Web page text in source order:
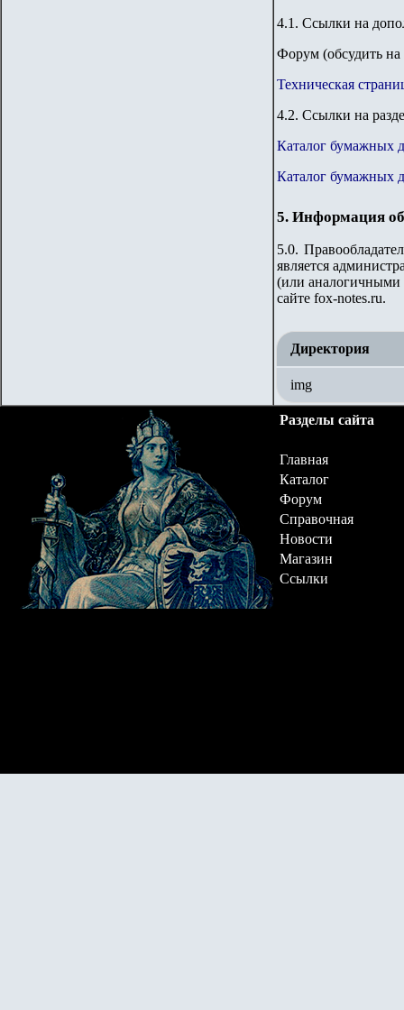
4.1. Ссылки на
Форум (обсудить на
Техническая
4.2. Ссылки на
Каталог бумажных
Каталог бумажных
5. Информация
5.0.
является
(или аналогичными
сайте fox-notes.ru.
Директория
img
Разделы сайта
Главная
Каталог
Форум
Справочная
Новости
Магазин
Ссылки